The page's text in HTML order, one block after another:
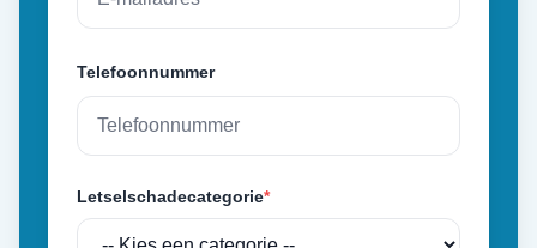
Telefoonnummer
Letselschadecategorie*